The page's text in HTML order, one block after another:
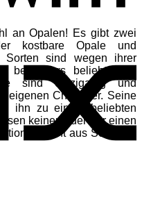
an Opalen! Es gibt zwei
kostbare Opale und
Sorten sind wegen ihrer
besonders beliebt. Ihre
sind einzigartig und
eigenen Charakter. Seine
ihn zu einem beliebten
keinen oder nur einen
besteht aus Schmuck